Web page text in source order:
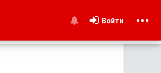
Войти